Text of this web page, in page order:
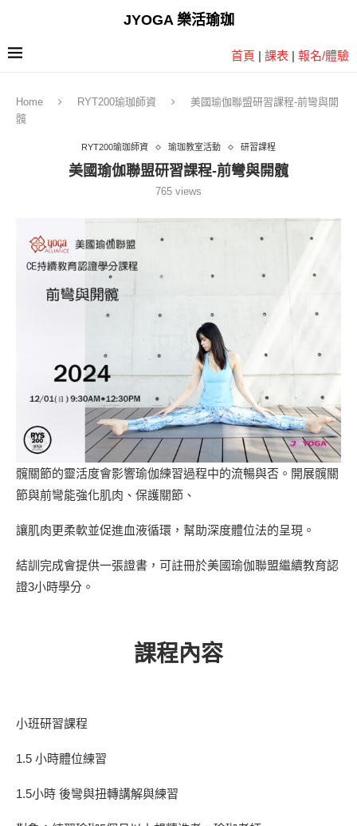
JYOGA 樂活瑜珈
首頁 | 課表 | 報名/體驗
Home RYT200瑜珈師資
美國瑜伽聯盟研習課程-前彎與開
髖
RYT200瑜珈師資 瑜珈教室活動 研習課程
美國瑜伽聯盟研習課程-前彎與開髖
765 views
髖關節的靈活度會影響瑜伽練習過程中的流暢與否。開展髖關
節與前彎能強化肌肉、保護關節、
讓肌肉更柔軟並促進血液循環，幫助深度體位法的呈現。
結訓完成會提供一張證書，可註冊於美國瑜伽聯盟繼續教育認
證3小時學分。
課程內容
小班研習課程
1.5 小時體位練習
1.5小時 後彎與扭轉講解與練習